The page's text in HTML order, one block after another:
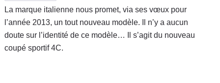
La marque italienne nous promet, via ses vœux pour
l’année 2013, un tout nouveau modèle. Il n’y a aucun
doute sur l’identité de ce modèle… Il s’agit du nouveau
coupé sportif 4C.